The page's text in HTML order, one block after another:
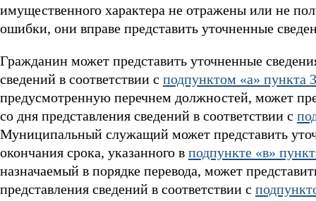
имущественного характера не отражены или не
ошибки, они вправе представить уточненные
Гражданин может представить уточненные
сведений в соответствии с подпунктом «а» пункта 3
предусмотренную перечнем должностей, может
со дня представления сведений в соответствии с
Муниципальный служащий может представить
окончания срока, указанного в подпункте «в»
назначаемый в порядке перевода, может
представления сведений в соответствии с